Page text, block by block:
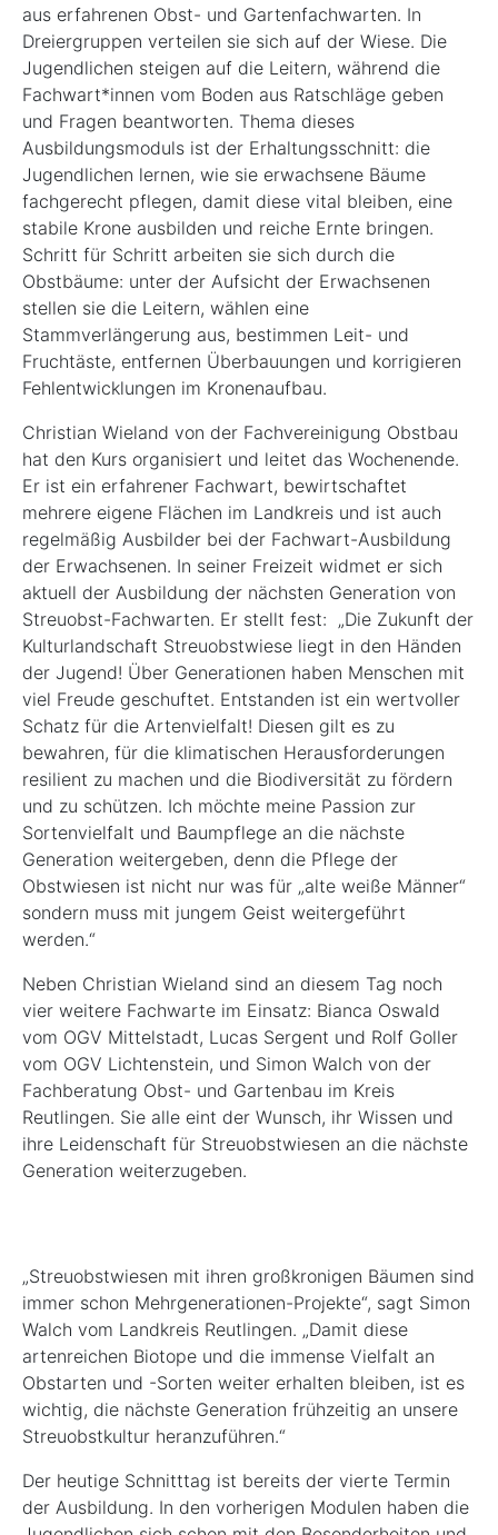
aus erfahrenen Obst- und Gartenfachwarten. In
Dreiergruppen verteilen sie sich auf der Wiese. Die
Jugendlichen steigen auf die Leitern, während die
Fachwart*innen vom Boden aus Ratschläge geben
und Fragen beantworten. Thema dieses
Ausbildungsmoduls ist der Erhaltungsschnitt: die
Jugendlichen lernen, wie sie erwachsene Bäume
fachgerecht pflegen, damit diese vital bleiben, eine
stabile Krone ausbilden und reiche Ernte bringen.
Schritt für Schritt arbeiten sie sich durch die
Obstbäume: unter der Aufsicht der Erwachsenen
stellen sie die Leitern, wählen eine
Stammverlängerung aus, bestimmen Leit- und
Fruchtäste, entfernen Überbauungen und korrigieren
Fehlentwicklungen im Kronenaufbau.
Christian Wieland von der Fachvereinigung Obstbau
hat den Kurs organisiert und leitet das Wochenende.
Er ist ein erfahrener Fachwart, bewirtschaftet
mehrere eigene Flächen im Landkreis und ist auch
regelmäßig Ausbilder bei der Fachwart-Ausbildung
der Erwachsenen. In seiner Freizeit widmet er sich
aktuell der Ausbildung der nächsten Generation von
Streuobst-Fachwarten. Er stellt fest: „Die Zukunft der
Kulturlandschaft Streuobstwiese liegt in den Händen
der Jugend! Über Generationen haben Menschen mit
viel Freude geschuftet. Entstanden ist ein wertvoller
Schatz für die Artenvielfalt! Diesen gilt es zu
bewahren, für die klimatischen Herausforderungen
resilient zu machen und die Biodiversität zu fördern
und zu schützen. Ich möchte meine Passion zur
Sortenvielfalt und Baumpflege an die nächste
Generation weitergeben, denn die Pflege der
Obstwiesen ist nicht nur was für „alte weiße Männer“
sondern muss mit jungem Geist weitergeführt
werden.“
Neben Christian Wieland sind an diesem Tag noch
vier weitere Fachwarte im Einsatz: Bianca Oswald
vom OGV Mittelstadt, Lucas Sergent und Rolf Goller
vom OGV Lichtenstein, und Simon Walch von der
Fachberatung Obst- und Gartenbau im Kreis
Reutlingen. Sie alle eint der Wunsch, ihr Wissen und
ihre Leidenschaft für Streuobstwiesen an die nächste
Generation weiterzugeben.
„Streuobstwiesen mit ihren großkronigen Bäumen sind
immer schon Mehrgenerationen-Projekte“, sagt Simon
Walch vom Landkreis Reutlingen. „Damit diese
artenreichen Biotope und die immense Vielfalt an
Obstarten und -Sorten weiter erhalten bleiben, ist es
wichtig, die nächste Generation frühzeitig an unsere
Streuobstkultur heranzuführen.“
Der heutige Schnitttag ist bereits der vierte Termin
der Ausbildung. In den vorherigen Modulen haben die